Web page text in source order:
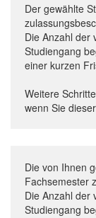
Der gewählte
Die Anzahl der
Studiengang
einer kurzen
Weitere
wenn Sie dieser
Die von Ihnen
Fachsemester
Die Anzahl der
Studiengang